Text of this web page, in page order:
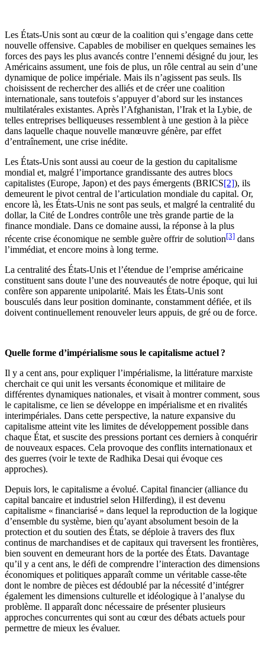
Les États-Unis sont au cœur de la coalition qui s’engage dans cette
nouvelle offensive. Capables de mobiliser en quelques semaines les
forces des pays les plus avancés contre l’ennemi désigné du jour, les
Américains assument, une fois de plus, un rôle central au sein d’une
dynamique de police impériale. Mais ils n’agissent pas seuls. Ils
choisissent de rechercher des alliés et de créer une coalition
internationale, sans toutefois s’appuyer d’abord sur les instances
multilatérales existantes. Après l’Afghanistan, l’Irak et la Lybie, de
telles entreprises belliqueuses ressemblent à une gestion à la pièce
dans laquelle chaque nouvelle manœuvre génère, par effet
d’entraînement, une crise inédite.
Les États-Unis sont aussi au coeur de la gestion du capitalisme
mondial et, malgré l’importance grandissante des autres blocs
capitalistes (Europe, Japon) et des pays émergents (BRICS[2]), ils
demeurent le pivot central de l’articulation mondiale du capital. Or,
encore là, les États-Unis ne sont pas seuls, et malgré la centralité du
dollar, la Cité de Londres contrôle une très grande partie de la
finance mondiale. Dans ce domaine aussi, la réponse à la plus
récente crise économique ne semble guère offrir de solution[3] dans
l’immédiat, et encore moins à long terme.
La centralité des États-Unis et l’étendue de l’emprise américaine
constituent sans doute l’une des nouveautés de notre époque, qui lui
confère son apparente unipolarité. Mais les États-Unis sont
bousculés dans leur position dominante, constamment défiée, et ils
doivent continuellement renouveler leurs appuis, de gré ou de force.
Quelle forme d’impérialisme sous le capitalisme actuel ?
Il y a cent ans, pour expliquer l’impérialisme, la littérature marxiste
cherchait ce qui unit les versants économique et militaire de
différentes dynamiques nationales, et visait à montrer comment, sous
le capitalisme, ce lien se développe en impérialisme et en rivalités
interimpériales. Dans cette perspective, la nature expansive du
capitalisme atteint vite les limites de développement possible dans
chaque État, et suscite des pressions portant ces derniers à conquérir
de nouveaux espaces. Cela provoque des conflits internationaux et
des guerres (voir le texte de Radhika Desai qui évoque ces
approches).
Depuis lors, le capitalisme a évolué. Capital financier (alliance du
capital bancaire et industriel selon Hilferding), il est devenu
capitalisme « financiarisé » dans lequel la reproduction de la logique
d’ensemble du système, bien qu’ayant absolument besoin de la
protection et du soutien des États, se déploie à travers des flux
continus de marchandises et de capitaux qui traversent les frontières,
bien souvent en demeurant hors de la portée des États. Davantage
qu’il y a cent ans, le défi de comprendre l’interaction des dimensions
économiques et politiques apparaît comme un véritable casse-tête
dont le nombre de pièces est dédoublé par la nécessité d’intégrer
également les dimensions culturelle et idéologique à l’analyse du
problème. Il apparaît donc nécessaire de présenter plusieurs
approches concurrentes qui sont au cœur des débats actuels pour
permettre de mieux les évaluer.